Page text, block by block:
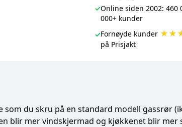
✓Online siden 2002: 460
000+ kunder
✓Fornøyde kunder
på Prisjakt
du skru på en standard modell gassrør
blir mer vindskjermad og kjøkkenet blir mer